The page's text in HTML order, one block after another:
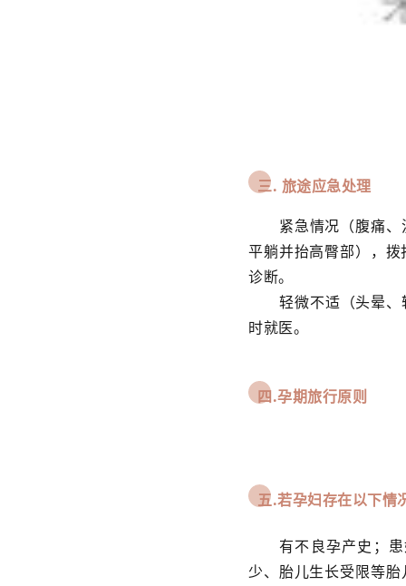
三. 旅途应急处理
紧急情况（腹痛
平躺并抬高臀部），
诊断。
轻微不适（头晕
时就医。
四.孕期旅行原则
五.若孕妇存在以下情
有不良孕产史；
少、胎儿生长受限等